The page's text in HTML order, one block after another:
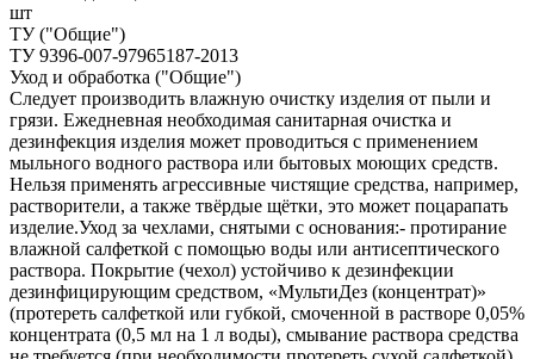
шт
ТУ ("Общие")
ТУ 9396-007-97965187-2013
Уход и обработка ("Общие")
Следует производить влажную очистку изделия от пыли и
грязи. Ежедневная необходимая санитарная очистка и
дезинфекция изделия может проводиться с применением
мыльного водного раствора или бытовых моющих средств.
Нельзя применять агрессивные чистящие средства, например,
растворители, а также твёрдые щётки, это может поцарапать
изделие.Уход за чехлами, снятыми с основания:- протирание
влажной салфеткой с помощью воды или антисептического
раствора. Покрытие (чехол) устойчиво к дезинфекции
дезинфицирующим средством, «МультиДез (концентрат)»
(протереть салфеткой или губкой, смоченной в растворе 0,05%
концентрата (0,5 мл на 1 л воды), смывание раствора средства